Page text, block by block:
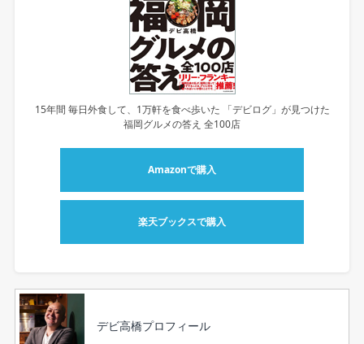
15年間 毎日外食して、1万軒を食べ歩いた 「デビログ」が見つけた
福岡グルメの答え 全100店
Amazonで購入
楽天ブックスで購入
デビ高橋プロフィール